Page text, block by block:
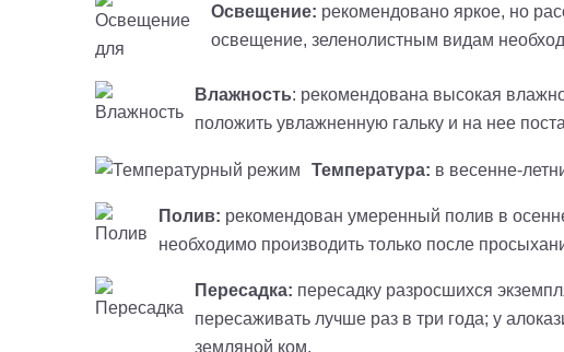
Освещение: рекомендовано яркое, но
освещение, зеленолистным видам
Влажность: рекомендована высокая
положить увлажненную гальку и на нее
Температура: в весенне-
Полив: рекомендован умеренный полив в
необходимо производить только после
Пересадка: пересадку разросшихся
пересаживать лучше раз в три года; у
земляной ком.